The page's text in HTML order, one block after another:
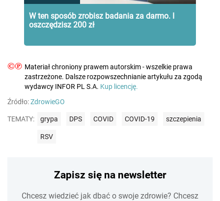
W ten sposób zrobisz badania za darmo. I
oszczędzisz 200 zł
©℗ Materiał chroniony prawem autorskim - wszelkie prawa
zastrzeżone. Dalsze rozpowszechnianie artykułu za zgodą
wydawcy INFOR PL S.A. Kup licencję.
Źródło:ZdrowieGO
TEMATY: grypa DPS COVID COVID-19 szczepienia
RSV
Zapisz się na newsletter
Chcesz wiedzieć jak dbać o swoje zdrowie? Chcesz